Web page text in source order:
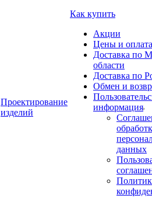
Проектирование
изделий
Как купить
Акции
Цены и оплата
Доставка по
области
Доставка по
Обмен и
информация
данных